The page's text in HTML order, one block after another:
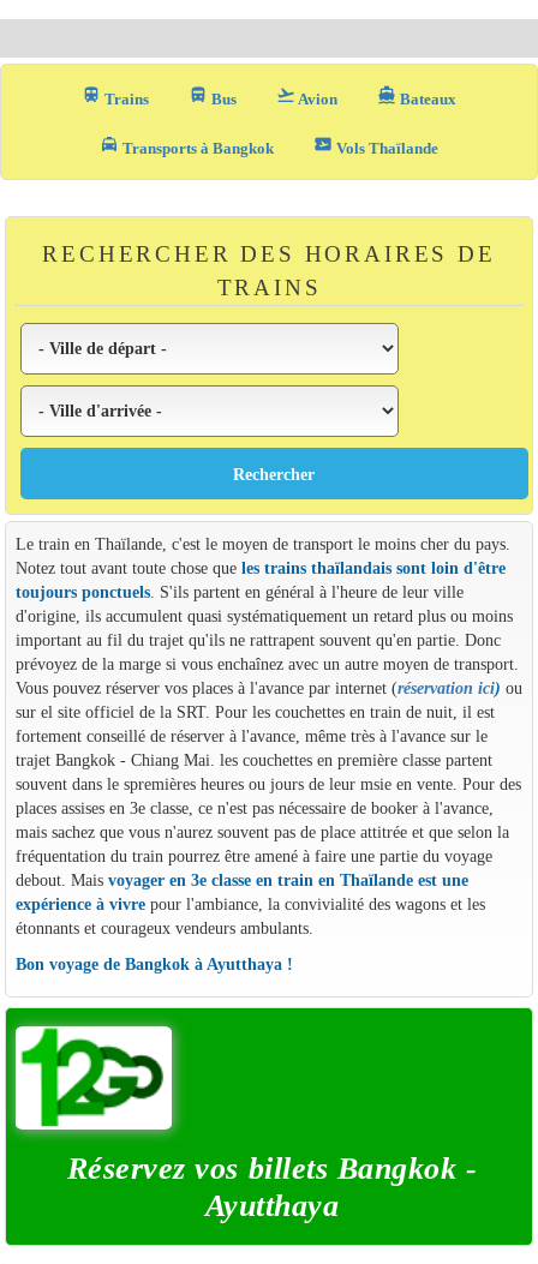
train Trains directions_bus_filled Bus flight_takeoff Avion directions_boat Bateaux
local_taxi Transports à Bangkok airplane_ticket Vols Thaïlande
RECHERCHER DES HORAIRES DE
TRAINS
Le train en Thaïlande, c'est le moyen de transport le moins cher du pays.
Notez tout avant toute chose que les trains thaïlandais sont loin d'être
toujours ponctuels. S'ils partent en général à l'heure de leur ville
d'origine, ils accumulent quasi systématiquement un retard plus ou moins
important au fil du trajet qu'ils ne rattrapent souvent qu'en partie. Donc
prévoyez de la marge si vous enchaînez avec un autre moyen de transport.
Vous pouvez réserver vos places à l'avance par internet (réservation ici) ou
sur el site officiel de la SRT. Pour les couchettes en train de nuit, il est
fortement conseillé de réserver à l'avance, même très à l'avance sur le
trajet Bangkok - Chiang Mai. les couchettes en première classe partent
souvent dans le spremières heures ou jours de leur msie en vente. Pour des
places assises en 3e classe, ce n'est pas nécessaire de booker à l'avance,
mais sachez que vous n'aurez souvent pas de place attitrée et que selon la
fréquentation du train pourrez être amené à faire une partie du voyage
debout. Mais voyager en 3e classe en train en Thaïlande est une
expérience à vivrepour l'ambiance, la convivialité des wagons et les
étonnants et courageux vendeurs ambulants.
Bon voyage de Bangkok à Ayutthaya !
Réservez vos billets Bangkok -
Ayutthaya